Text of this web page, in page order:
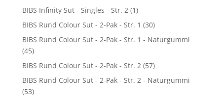
BIBS Infinity Sut - Singles - Str. 2 (1)
BIBS Rund Colour Sut - 2-Pak - Str. 1 (30)
BIBS Rund Colour Sut - 2-Pak - Str. 1 - Naturgummi
(45)
BIBS Rund Colour Sut - 2-Pak - Str. 2 (57)
BIBS Rund Colour Sut - 2-Pak - Str. 2 - Naturgummi
(53)